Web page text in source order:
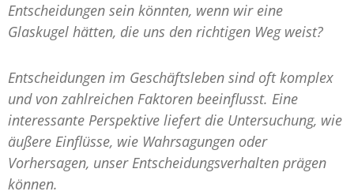
Entscheidungen sein könnten, wenn wir eine
Glaskugel hätten, die uns den richtigen Weg weist?
Entscheidungen im Geschäftsleben sind oft komplex
und von zahlreichen Faktoren beeinflusst. Eine
interessante Perspektive liefert die Untersuchung, wie
äußere Einflüsse, wie Wahrsagungen oder
Vorhersagen, unser Entscheidungsverhalten prägen
können.